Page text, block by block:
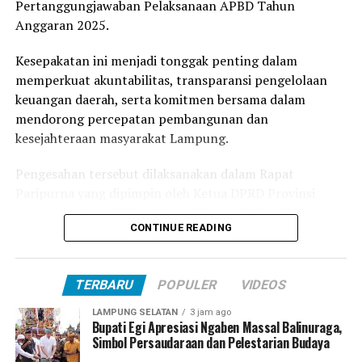
Perjuangan Edukasi Masyarakat Tubaba
Pertanggungjawaban Pelaksanaan APBD Tahun
Anggaran 2025.
Kesepakatan ini menjadi tonggak penting dalam
memperkuat akuntabilitas, transparansi pengelolaan
keuangan daerah, serta komitmen bersama dalam
mendorong percepatan pembangunan dan
kesejahteraan masyarakat Lampung.
Pengesahan tersebut dilaksanakan dalam Rapat
Lampung, Ahmad Giri Akbar, di Ruang Sidang DPRD
Provinsi Lampung, Kamis (30/07/2026).
Rahmat Mirzani Djausal, menyampaikan apresiasi
setinggi-tingginya kepada seluruh pimpinan dan
anggota dewan, khususnya jajaran Komisi dan Badan
Anggaran (Banggar) yang telah bekerja maksimal dalam
CONTINUE READING
TERBARU POPULER VIDEOS
LAMPUNG SELATAN 3 jam ago
Bupati Egi Apresiasi Ngaben Massal Balinuraga,
Simbol Persaudaraan dan Pelestarian Budaya